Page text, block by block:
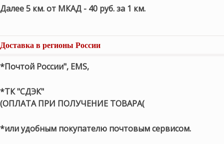
Далее 5 км. от МКАД - 40 руб. за 1 км.
Доставка в регионы России
*Почтой России", EMS,
*ТК "СДЭК"
(ОПЛАТА ПРИ ПОЛУЧЕНИЕ ТОВАРА(
*или удобным покупателю почтовым сервисом.